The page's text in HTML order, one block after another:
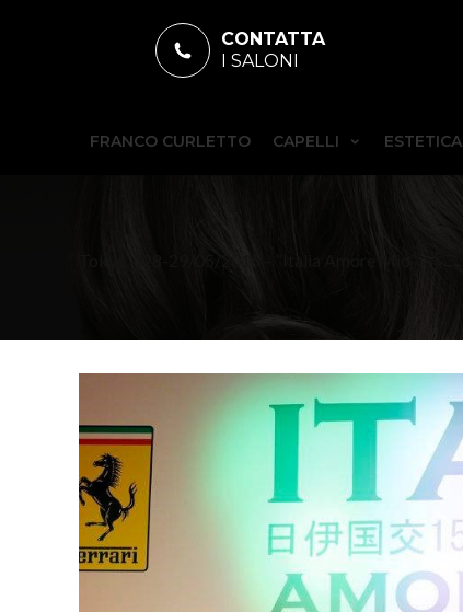
CONTATTA
I SALONI
FRANCO CURLETTO CAPELLI ESTETICA